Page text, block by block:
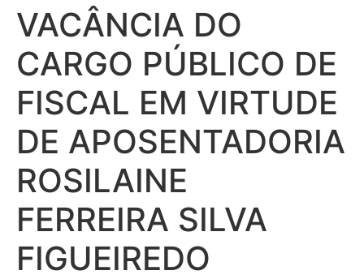
VACÂNCIA DO
CARGO PÚBLICO DE
FISCAL EM VIRTUDE
DE APOSENTADORIA
ROSILAINE
FERREIRA SILVA
FIGUEIREDO